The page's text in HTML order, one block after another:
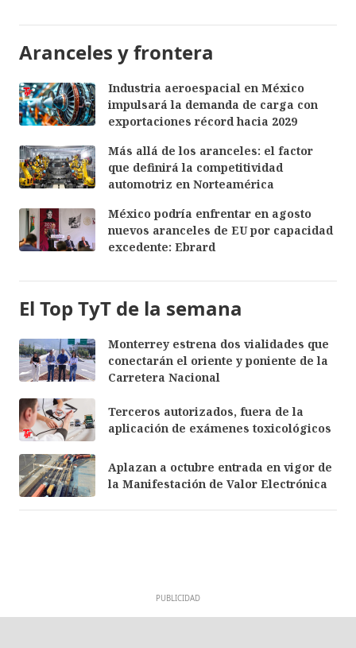
Aranceles y frontera
Industria aeroespacial en México
impulsará la demanda de carga con
exportaciones récord hacia 2029
Más allá de los aranceles: el factor
que definirá la competitividad
automotriz en Norteamérica
México podría enfrentar en agosto
nuevos aranceles de EU por capacidad
excedente: Ebrard
El Top TyT de la semana
Monterrey estrena dos vialidades que
conectarán el oriente y poniente de la
Carretera Nacional
Terceros autorizados, fuera de la
aplicación de exámenes toxicológicos
Aplazan a octubre entrada en vigor de
la Manifestación de Valor Electrónica
PUBLICIDAD